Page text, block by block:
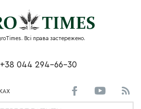
Всі права застережено.
+38 044 294-66-30